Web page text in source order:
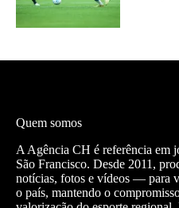
Quem somos
A Agência CH é referência em
São Francisco. Desde 2011,
notícias, fotos e vídeos — para
o país, mantendo o